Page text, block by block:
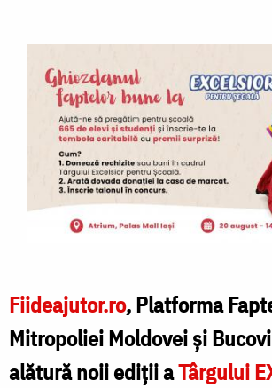
Fiideajutor.ro, Platforma
Mitropoliei Moldovei și
alătură noii ediții aTârgului